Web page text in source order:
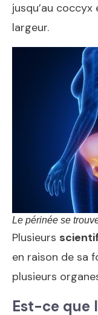
jusqu’au
largeur.
Le périnée se
Plusieurs
en raison de sa
plusieurs
Est-ce que